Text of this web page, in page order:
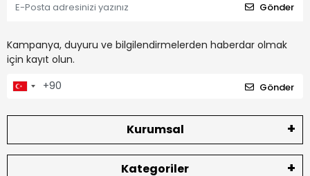
Gönder
Kampanya, duyuru ve bilgilendirmelerden haberdar olmak
için kayıt olun.
Gönder
Kurumsal
Kategoriler